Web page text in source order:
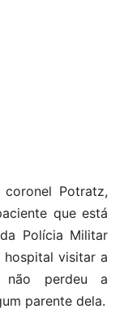
Potratz,
que está
Polícia Militar
hospital visitar a
não perdeu a
parente dela.